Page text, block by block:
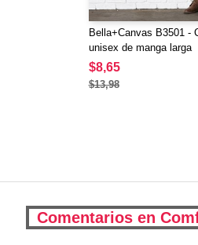
Bella+Canvas B3501 -
unisex de manga larga
$8,65
$13,98
Comentarios en